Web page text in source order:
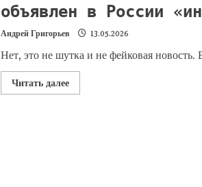
объявлен в России
Андрей Григорьев 13.05.2026
Нет, это не шутка и не фейковая
Читать далее